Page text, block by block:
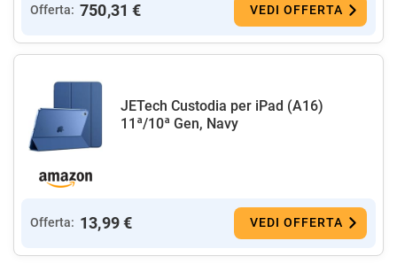
Offerta: 750,31 € VEDI OFFERTA
JETech Custodia per iPad (A16)
11ª/10ª Gen, Navy
Offerta: 13,99 € VEDI OFFERTA